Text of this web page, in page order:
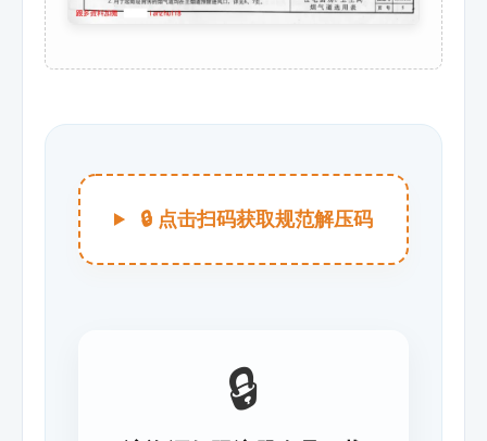
🔒 点击扫码获取规范解压码
🔒